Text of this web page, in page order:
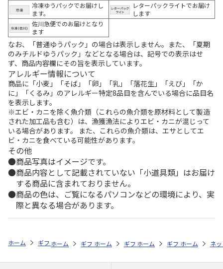
冷凍ゆうパックでお届けし
ます。
レターパックライトでお届け
します
佐川急便でのお届けとなり
ます
なお、「普通ゆうパック」の場合は表示しません。また、「夏期
のみチルドゆうパック」などとなる場合は、記号での表示はせ
ず、商品内容欄にその旨を表示しています。
アレルギー情報について
商品に「小麦」「そば」「卵」「乳」「落花生」「えび」「か
に」「くるみ」のアレルギー特定8品目を含んでいる場合に品目名
を表示します。
※エビ・カニを除く魚介類（これらの魚介類を原材料として製造
された加工品も含む）は、漁獲漁法によりエビ・カニが混じって
いる場合があります。 また、これらの魚介類は、エサとしてエ
ビ・カニを食べている可能性があります。
その他
商品写真はイメージです。
商品内容として記載されていない「小道具類」はお届け
する商品に含まれておりません。
商品の色は、ご覧になるパソコンなどの環境により、実
際と異なる場合があります。
ホーム ギフトストア お中元・夏ギフト特集 2026 そうめん・麺類
ホーム ギフトストア お中元・夏ギフト特集 2026
ホーム ギフトストア お中元・夏ギフト
ホーム ギフトストア お
ホーム ネ